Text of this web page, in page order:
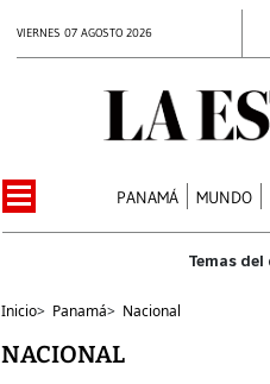
VIERNES 07 AGOSTO 2026
PANAMÁ MUNDO
Inicio> Panamá> Nacional
NACIONAL